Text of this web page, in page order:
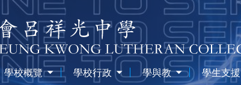
學校概覽 學校行政 學與教 學生支援